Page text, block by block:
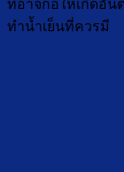
ที่อาจก่อให้เกิดอัน
ทำน้ำเย็นที่ควรมี